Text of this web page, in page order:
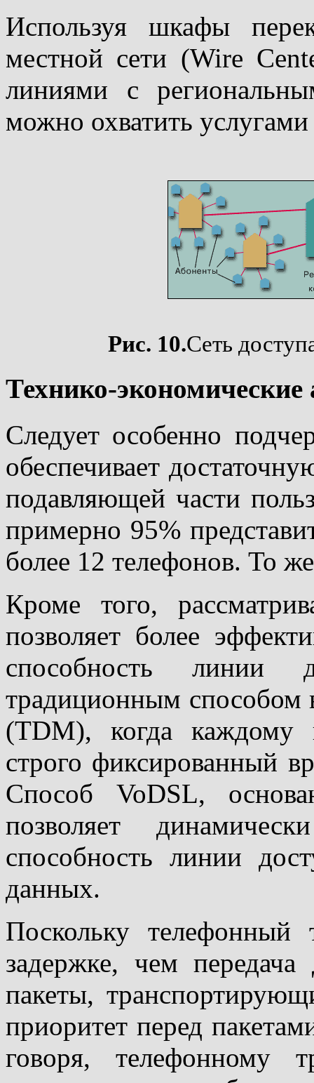
Используя шкафы
местной сети (Wire
линиями с
можно охватить
Рис. 10.Сеть
Технико-
Следует особенно
обеспечивает
подавляющей части
примерно 95%
более 12 телефонов. То
Кроме того,
позволяет более
способность
традиционным способом
(TDM), когда каждому
строго фиксированный
Способ VoDSL,
позволяет
способность линии
данных.
Поскольку телефонный
задержке, чем
пакеты,
приоритет перед
говоря, телефонному